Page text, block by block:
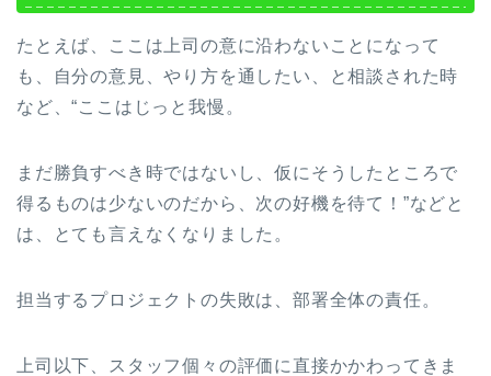
たとえば、ここは上司の意に沿わないことになって
も、自分の意見、やり方を通したい、と相談された時
など、“ここはじっと我慢。
まだ勝負すべき時ではないし、仮にそうしたところで
得るものは少ないのだから、次の好機を待て！”などと
は、とても言えなくなりました。
担当するプロジェクトの失敗は、部署全体の責任。
上司以下、スタッフ個々の評価に直接かかわってきま